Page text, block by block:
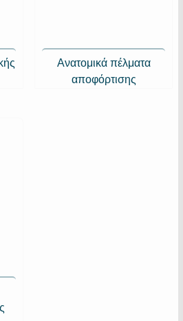
Ανατομικά πέλματα
αποφόρτισης